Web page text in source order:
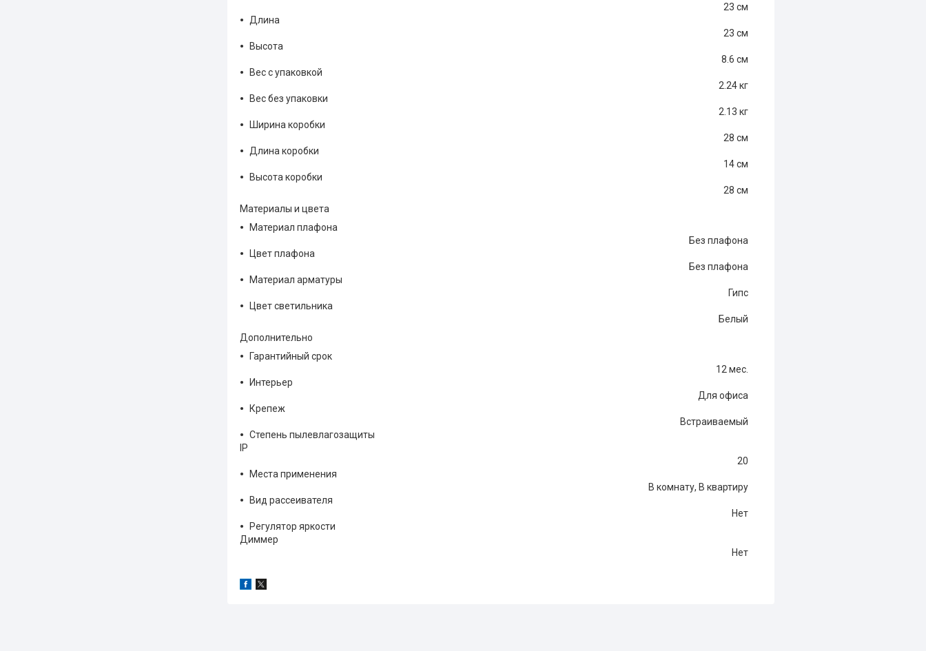
23 см
Длина
23 см
Высота
8.6 см
Вес с упаковкой
2.24 кг
Вес без упаковки
2.13 кг
Ширина коробки
28 см
Длина коробки
14 см
Высота коробки
28 см
Материалы и цвета
Материал плафона
Без плафона
Цвет плафона
Без плафона
Материал арматуры
Гипс
Цвет светильника
Белый
Дополнительно
Гарантийный срок
12 мес.
Интерьер
Для офиса
Крепеж
Встраиваемый
Степень пылевлагозащиты
IP
20
Места применения
В комнату, В квартиру
Вид рассеивателя
Нет
Регулятор яркости
Диммер
Нет